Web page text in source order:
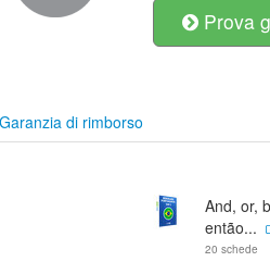
Prova
di rimborso
And, or,
então...
20 schede